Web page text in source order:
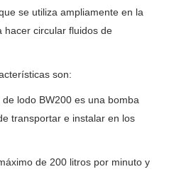
se utiliza ampliamente en la
hacer circular fluidos de
son:
lodo BW200 es una bomba
transportar e instalar en los
de 200 litros por minuto y